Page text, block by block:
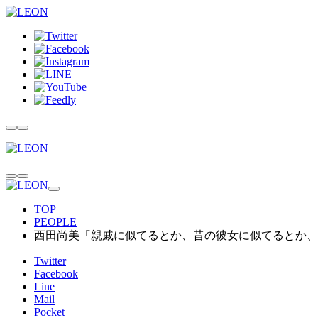
TOP
PEOPLE
西田尚美「親戚に似てるとか、昔の彼女に似てるとか
Twitter
Facebook
Line
Mail
Pocket